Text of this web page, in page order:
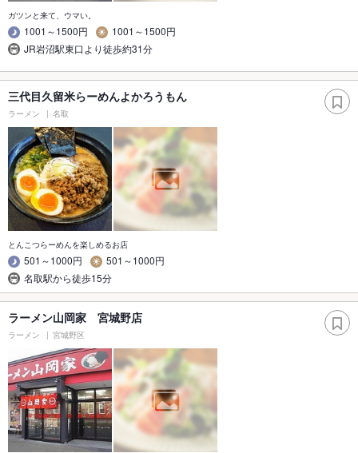
ガツンと来て、ウマい。
1001～1500円
1001～1500円
JR岩沼駅東口より徒歩約31分
三代目久留米らーめんよかろうもん
ラーメン 名取
とんこつらーめんを楽しめるお店
501～1000円
501～1000円
名取駅から徒歩15分
ラーメン山岡家 宮城野店
ラーメン 宮城野区